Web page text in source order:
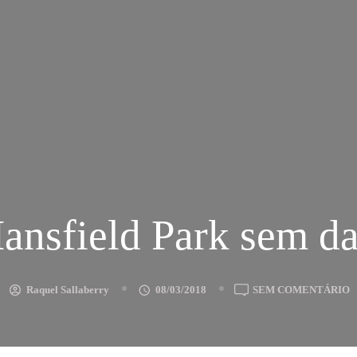
Park sem
Raquel Sallaberry 08/03/2018 SEM COMENTÁRIO